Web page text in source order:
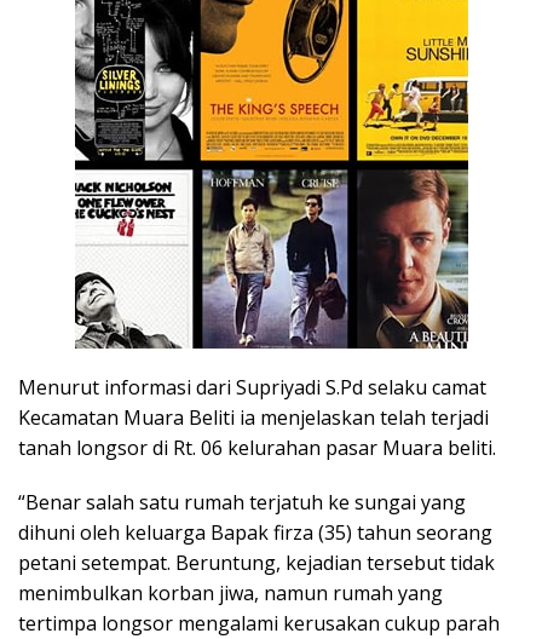
Menurut informasi dari Supriyadi S.Pd selaku camat
Kecamatan Muara Beliti ia menjelaskan telah terjadi
tanah longsor di Rt. 06 kelurahan pasar Muara beliti.
“Benar salah satu rumah terjatuh ke sungai yang
dihuni oleh keluarga Bapak firza (35) tahun seorang
petani setempat. Beruntung, kejadian tersebut tidak
menimbulkan korban jiwa, namun rumah yang
tertimpa longsor mengalami kerusakan cukup parah